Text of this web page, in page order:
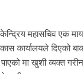
महासचिव एक
कार्यालयले
मा खुशी व्यक्त